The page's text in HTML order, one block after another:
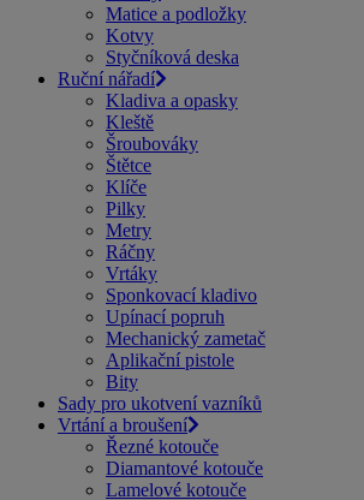
Matice a podložky
Kotvy
Styčníková deska
Ruční nářadí
Kladiva a opasky
Kleště
Šroubováky
Štětce
Klíče
Pilky
Metry
Ráčny
Vrtáky
Sponkovací kladivo
Upínací popruh
Mechanický zametač
Aplikační pistole
Bity
Sady pro ukotvení vazníků
Vrtání a broušení
Řezné kotouče
Diamantové kotouče
Lamelové kotouče